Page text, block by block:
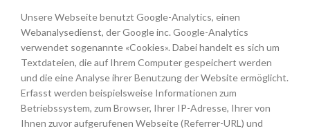
Unsere Webseite benutzt Google-Analytics, einen
Webanalysedienst, der Google inc. Google-Analytics
verwendet sogenannte «Cookies». Dabei handelt es sich um
Textdateien, die auf Ihrem Computer gespeichert werden
und die eine Analyse ihrer Benutzung der Website ermöglicht.
Erfasst werden beispielsweise Informationen zum
Betriebssystem, zum Browser, Ihrer IP-Adresse, Ihrer von
Ihnen zuvor aufgerufenen Webseite (Referrer-URL) und